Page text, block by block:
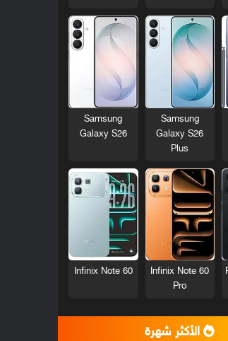
Samsung
Galaxy S26
Plus
Samsung
Galaxy S26
Infinix Note 60
Pro
Infinix Note 60
الأكثر شهرة